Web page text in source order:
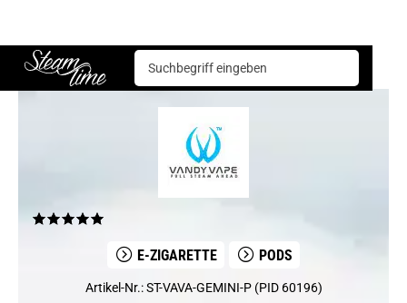
Steam time
E-Zigarette Vandy Vape Gemini Pod Ersatzpod 2er Pack
E-ZIGARETTE PODS
Artikel-Nr.: ST-VAVA-GEMINI-P (PID 60196)